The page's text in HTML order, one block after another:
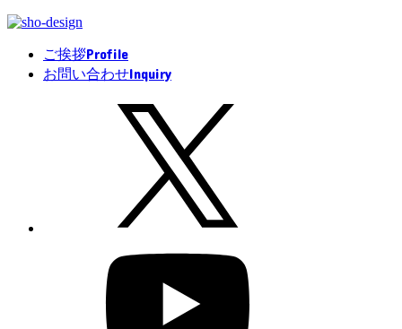
ご挨拶Profile
お問い合わせInquiry